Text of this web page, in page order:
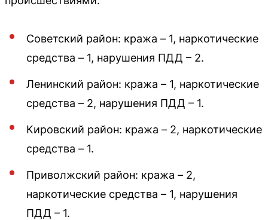
Советский район: кража – 1, наркотические
средства – 1, нарушения ПДД – 2.
Ленинский район: кража – 1, наркотические
средства – 2, нарушения ПДД – 1.
Кировский район: кража – 2, наркотические
средства – 1.
Приволжский район: кража – 2,
наркотические средства – 1, нарушения
ПДД – 1.